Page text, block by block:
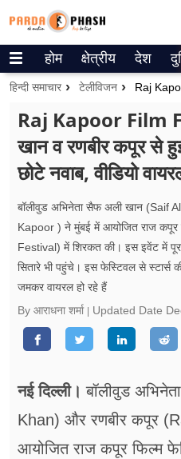
Trending on Google
वेब स्टोरीज
उत्तर प्रदेश
गैलरी
वीडियो
रिलेशनशिप
जीवन मंत्रा
सेहत
ब्‍यूटी
होम क्षेत्रीय देश
हिन्दी समाचार टेलीविजन
Raj Kapoor Film
खान व रणबीर कपूर से
छोटे नवाब, वीडियो
बॉलीवुड अभिनेता सैफ अली खान (Saif
Kapoor ) ने मुंबई में आयोजित राज
Festival) में शिरकत की। इस इवेंट में
सितारे भी पहुंचे। इस फेस्टिवल से स्टार्स
जमकर वायरल हो रहे हैं
By आराधना शर्मा
Updated Date
नई दिल्ली। बॉलीवुड
Khan) और रणबीर कपूर
आयोजित राज कपूर फिल्म